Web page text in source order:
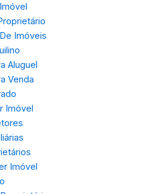
Imóveis
Aluguel
Venda
Imóvel
Imóvel